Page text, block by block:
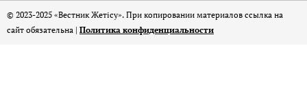
© 2023-2025 «Вестник Жетісу». При копировании материалов ссылка на
сайт обязательна | Политика конфиденциальности